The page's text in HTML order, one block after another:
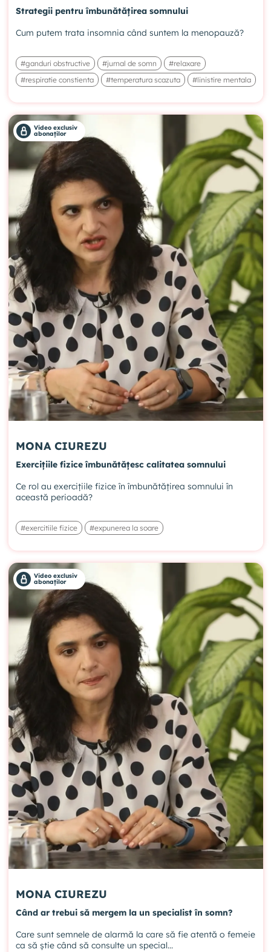
Strategii pentru îmbunătățirea somnului
Cum putem trata insomnia când suntem la menopauză?
#ganduri obstructive #jurnal de somn
#relaxare
#respiratie constienta
#temperatura scazuta #linistire mentala
Video exclusiv
abonaților
MONA CIUREZU
Exercițiile fizice îmbunătățesc calitatea somnului
Ce rol au exercițiile fizice în îmbunătățirea somnului în
această perioadă?
#exercitiile fizice #expunerea la soare
Video exclusiv
abonaților
MONA CIUREZU
Când ar trebui să mergem la un specialist în somn?
Care sunt semnele de alarmă la care să fie atentă o femeie
ca să știe când să consulte un special...